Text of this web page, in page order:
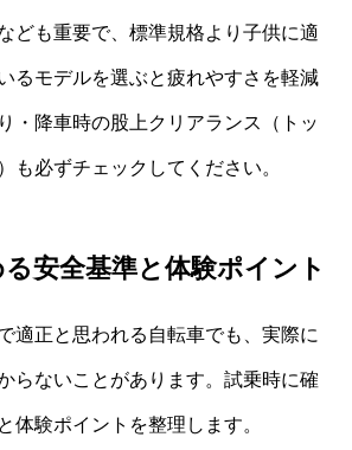
ども重要で、標準規格より子供に適
るモデルを選ぶと疲れやすさを軽減
・降車時の股上クリアランス（トッ
も必ずチェックしてください。
安全基準と体験ポイント
適正と思われる自転車でも、実際に
らないことがあります。試乗時に確
体験ポイントを整理します。